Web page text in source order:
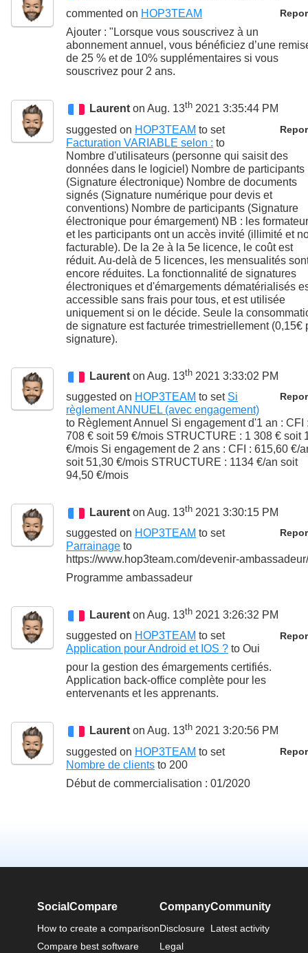
commented on HOP3TEAM
Ajouter : "Lorsque vous souscrivez à un
abonnement annuel, vous bénéficiez d’une
de 25 % et de 10% supplémentaires si vous
souscrivez pour 2 ans.
Laurent on Aug. 13th 2021 3:35:44 PM
suggested on HOP3TEAM to set
Facturation VARIABLE selon : to
Nombre d'utilisateurs (personne qui saisit des
données dans le logiciel) Nombre de participants
(Signature électronique) Nombre de documents
signés (Signature numérique pour devis et
conventions) Nombre de participants (Signature
électronique pour émargement) NB : les
et les participants ont un accès invité (illimité et
facturable). De la 2e à la 5e licence, le coût est
réduit. Au-delà de 5 licences, les mensualités
encore réduites. La fonctionnalité de signatures
électroniques et d'émargements dématérialisés
accessible sans frais pour tous, et est utilisée
uniquement si on le décide. Seule la
de signature est facturée trimestriellement (0,15€
signature).
Laurent on Aug. 13th 2021 3:33:02 PM
suggested on HOP3TEAM to set Si
règlement ANNUEL (avec engagement)
to Règlement Annuel Si engagement d'1 an : CFI
708 € soit 59 €/mois STRUCTURE : 1 308 € soit
€/mois Si engagement de 2 ans : CFI : 615,60 €/
soit 51,30 €/mois STRUCTURE : 1134 €/an soit
94,50 €/mois
Laurent on Aug. 13th 2021 3:30:15 PM
suggested on HOP3TEAM to set
Parrainage to
https://www.hop3team.com/devenir-ambassadeur/
Programme ambassadeur
Laurent on Aug. 13th 2021 3:26:32 PM
suggested on HOP3TEAM to set
Application pour Android et IOS ? to Oui
pour la gestion des émargements certifiés.
Application back-office complète pour les
entervenants et les apprenants.
Laurent on Aug. 13th 2021 3:20:56 PM
suggested on HOP3TEAM to set
Nombre de clients to 200
Début de commercialisation : 01/2020
SocialCompare
How to create a comparison
Compare best software
Company
Disclosure
Legal
Community
Latest activity